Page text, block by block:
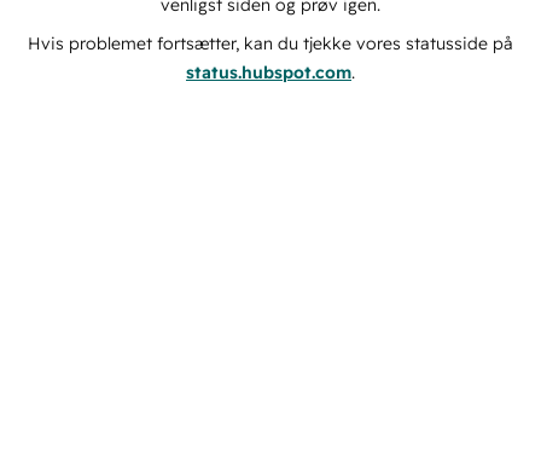
Hvis problemet fortsætter, kan du tjekke vores statusside på
status.hubspot.com.